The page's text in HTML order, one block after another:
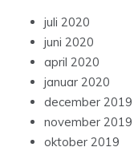
juli 2020
juni 2020
april 2020
januar 2020
december 2019
november 2019
oktober 2019